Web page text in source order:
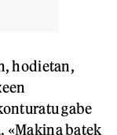
hodietan,
gabe
«Makina batek